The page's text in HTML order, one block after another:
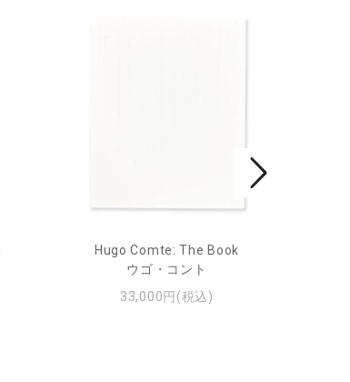
Hugo Comte: The Book
ウゴ・コント
33,000円(税込)